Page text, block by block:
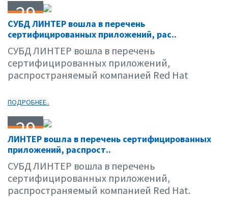
29
03.07
СУБД ЛИНТЕР вошла в перечень
сертифицированных приложений, рас..
СУБД ЛИНТЕР вошла в перечень
сертифицированных приложений,
распространяемый компанией Red Hat
ПОДРОБНЕЕ..
29
03.07
ЛИНТЕР вошла в перечень сертифицированных
приложений, распрост..
CУБД ЛИНТЕР вошла в перечень
сертифицированных приложений,
распространяемый компанией Red Hat.